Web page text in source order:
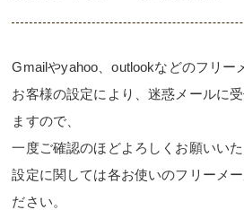
Gmailやyahoo、outlookなどのフリー
お客様の設定により、迷惑メールに
ますので、
一度ご確認のほどよろしくお願いいた
設定に関しては各お使いのフリーメ
ださい。